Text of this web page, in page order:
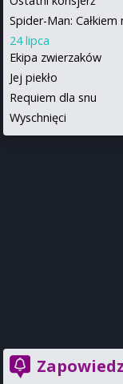
Spider-Man:
24 lipca
Ekipa zwierzaków
Jej piekło
Requiem dla snu
Wyschnięci